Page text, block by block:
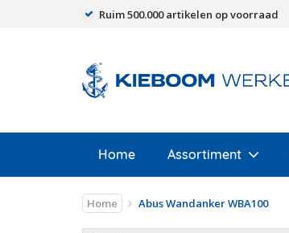
Ruim 500.000 artikelen op voorraad
Home Assortiment
Home Abus Wandanker WBA100